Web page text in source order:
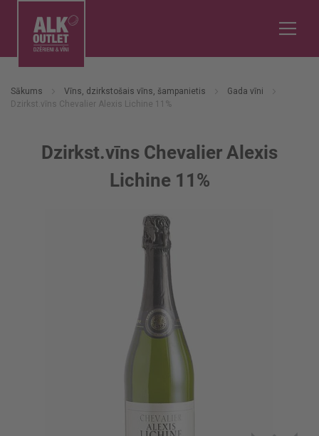
Sākums Vīns, dzirkstošais vīns, šampanietis
Gada vīni
Dzirkst.vīns Chevalier Alexis Lichine 11%
Dzirkst.vīns Chevalier Alexis
Lichine 11%